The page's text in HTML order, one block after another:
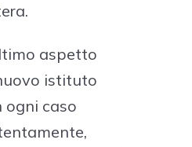
aspetto
istituto
ogni caso